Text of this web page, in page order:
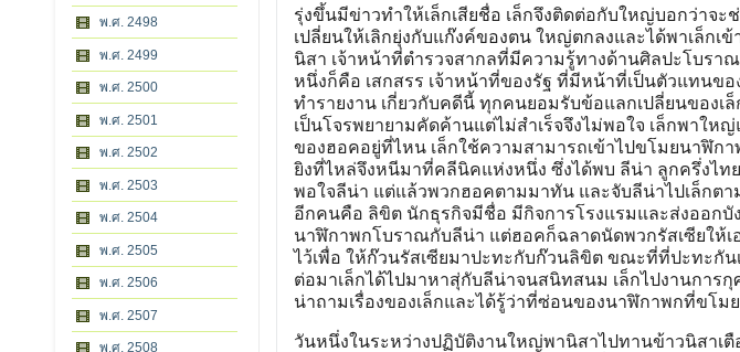
พ.ศ. 2498
พ.ศ. 2499
พ.ศ. 2500
พ.ศ. 2501
พ.ศ. 2502
พ.ศ. 2503
พ.ศ. 2504
พ.ศ. 2505
พ.ศ. 2506
พ.ศ. 2507
พ.ศ. 2508
รุ่งขึ้นมีข่าวทำให้เล็กเสียชื่อ เล็กจึงติดต่อกับใหญ่บอกว่าจ
เปลี่ยนให้เลิกยุ่งกับแก๊งค์ของตน ใหญ่ตกลงและได้พาเล็ก
นิสา เจ้าหน้าที่ตำรวจสากลที่มีความรู้ทางด้านศิลปะโบรา
หนึ่งก็คือ เสกสรร เจ้าหน้าที่ของรัฐ ที่มีหน้าที่เป็นตัวแทนข
ทำรายงาน เกี่ยวกับคดีนี้ ทุกคนยอมรับข้อแลกเปลี่ยนของเล็
เป็นโจรพยายามคัดค้านแต่ไม่สำเร็จจึงไม่พอใจ เล็กพาให
ของฮอคอยู่ที่ไหน เล็กใช้ความสามารถเข้าไปขโมยนาฬิก
ยิงที่ไหล่จึงหนีมาที่คลีนิคแห่งหนึ่ง ซึ่งได้พบ ลีน่า ลูกครึ่งไทย
พอใจลีน่า แต่แล้วพวกฮอคตามมาทัน และจับลีน่าไปเล็กต
อีกคนคือ ลิขิต นักธุรกิจมีชื่อ มีกิจการโรงแรมและส่งออก
นาฬิกาพกโบราณกับลีน่า แต่ฮอคก็ฉลาดนัดพวกรัสเซียให้
ไว้เพื่อ ให้ก๊วนรัสเซียมาปะทะกับก๊วนลิขิต ขณะที่ที่ปะทะกัน
ต่อมาเล็กได้ไปมาหาสุ่กับลีน่าจนสนิทสนม เล็กไปงานการ
น่าถามเรื่องของเล็กและได้รู้ว่าที่ซ่อนของนาฬิกาพกที่ขโม
วันหนึ่งในระหว่างปฏิบัติงานใหญ่พานิสาไปทานข้าวนิสาเตื